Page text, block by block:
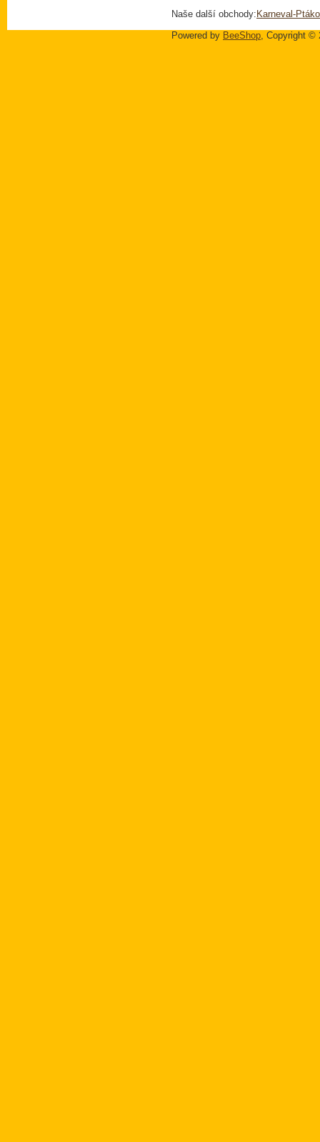
Naše další obchody: Karneval-
Powered by BeeShop, Copyright ©